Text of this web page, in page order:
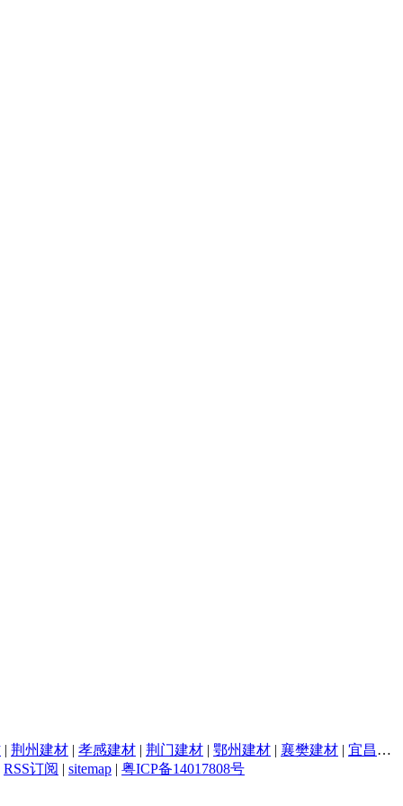
| 荆州建材 | 孝感建材 | 荆门建材 | 鄂州建材 | 襄樊建材 | 宜昌建材
RSS订阅 | sitemap | 粤ICP备14017808号